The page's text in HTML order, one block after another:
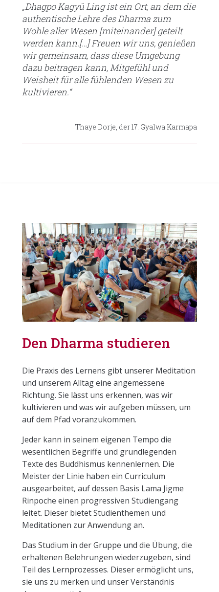
„Dhagpo Kagyü Ling ist ein Ort, an dem die
authentische Lehre des Dharma zum
Wohle aller Wesen [miteinander] geteilt
werden kann.[…] Freuen wir uns, genießen
wir gemeinsam, dass diese Umgebung
dazu beitragen kann, Mitgefühl und
Weisheit für alle fühlenden Wesen zu
kultivieren.“
Thaye Dorje, der 17. Gyalwa Karmapa
Den Dharma studieren
Die Praxis des Lernens gibt unserer Meditation
und unserem Alltag eine angemessene
Richtung. Sie lässt uns erkennen, was wir
kultivieren und was wir aufgeben müssen, um
auf dem Pfad voranzukommen.
Jeder kann in seinem eigenen Tempo die
wesentlichen Begriffe und grundlegenden
Texte des Buddhismus kennenlernen. Die
Meister der Linie haben ein Curriculum
ausgearbeitet, auf dessen Basis Lama Jigme
Rinpoche einen progressiven Studiengang
leitet. Dieser bietet Studienthemen und
Meditationen zur Anwendung an.
Das Studium in der Gruppe und die Übung, die
erhaltenen Belehrungen wiederzugeben, sind
Teil des Lernprozesses. Dieser ermöglicht uns,
sie uns zu merken und unser Verständnis